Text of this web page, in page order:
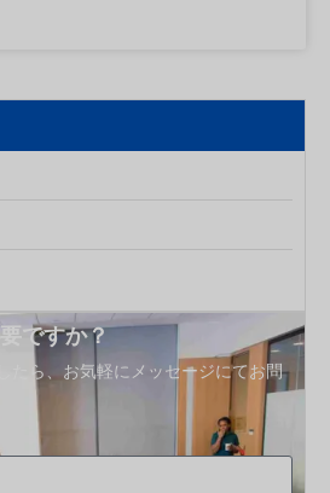
ですか？
たら、お気軽にメッセージにてお問
れのない市販パッケージが保証され
ることを意味するものではありませ
プを組み合わせるために使用され
装規格です。何